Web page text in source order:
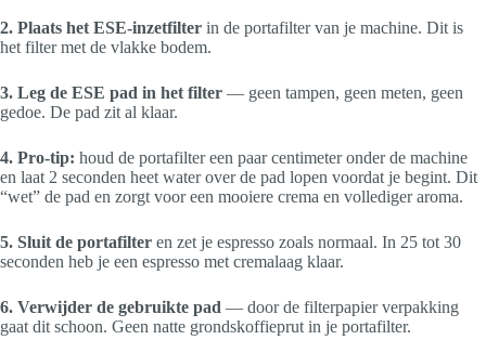
2. Plaats het ESE-inzetfilter in de portafilter van je machine. Dit is
het filter met de vlakke bodem.
3. Leg de ESE pad in het filter — geen tampen, geen meten, geen
gedoe. De pad zit al klaar.
4. Pro-tip: houd de portafilter een paar centimeter onder de machine
en laat 2 seconden heet water over de pad lopen voordat je begint. Dit
“wet” de pad en zorgt voor een mooiere crema en vollediger aroma.
5. Sluit de portafilter en zet je espresso zoals normaal. In 25 tot 30
seconden heb je een espresso met cremalaag klaar.
6. Verwijder de gebruikte pad — door de filterpapier verpakking
gaat dit schoon. Geen natte grondskoffieprut in je portafilter.